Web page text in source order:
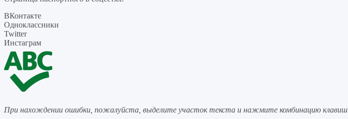
ВКонтакте
Одноклассники
Twitter
Инстаграм
При нахождении ошибки, пожалуйста, выделите участок текста и нажмите комбинацию клавиш